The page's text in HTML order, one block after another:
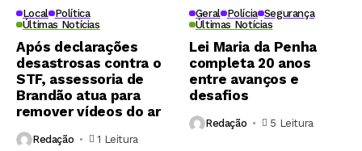
Local Política
Últimas Notícias
Após declarações
desastrosas contra o
STF, assessoria de
Brandão atua para
remover vídeos do ar
Redação 1 Leitura
Geral Polícia Segurança
Últimas Notícias
Lei Maria da Penha
completa 20 anos
entre avanços e
desafios
Redação 5 Leitura